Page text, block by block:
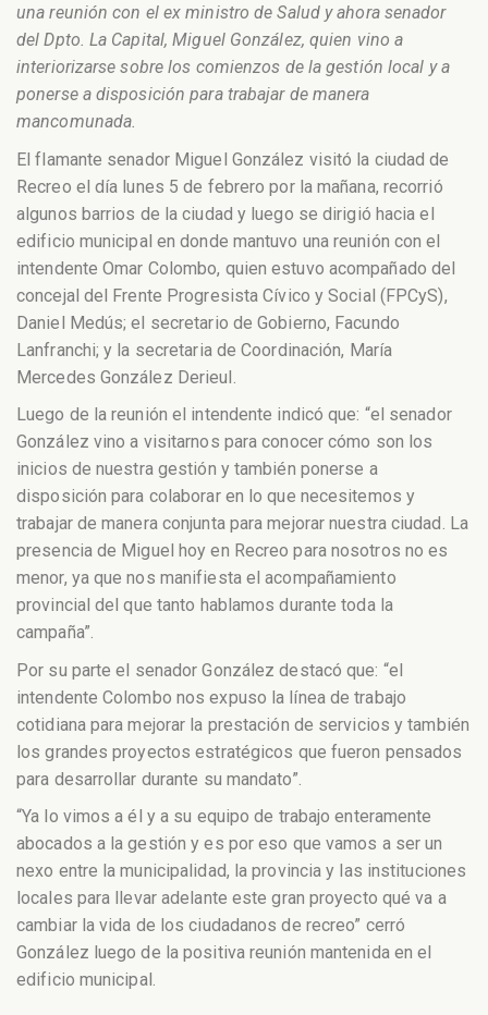
una reunión con el ex ministro de Salud y ahora senador
del Dpto. La Capital, Miguel González, quien vino a
interiorizarse sobre los comienzos de la gestión local y a
ponerse a disposición para trabajar de manera
mancomunada.
El flamante senador Miguel González visitó la ciudad de
Recreo el día lunes 5 de febrero por la mañana, recorrió
algunos barrios de la ciudad y luego se dirigió hacia el
edificio municipal en donde mantuvo una reunión con el
intendente Omar Colombo, quien estuvo acompañado del
concejal del Frente Progresista Cívico y Social (FPCyS),
Daniel Medús; el secretario de Gobierno, Facundo
Lanfranchi; y la secretaria de Coordinación, María
Mercedes González Derieul.
Luego de la reunión el intendente indicó que: “el senador
González vino a visitarnos para conocer cómo son los
inicios de nuestra gestión y también ponerse a
disposición para colaborar en lo que necesitemos y
trabajar de manera conjunta para mejorar nuestra ciudad. La
presencia de Miguel hoy en Recreo para nosotros no es
menor, ya que nos manifiesta el acompañamiento
provincial del que tanto hablamos durante toda la
campaña”.
Por su parte el senador González destacó que: “el
intendente Colombo nos expuso la línea de trabajo
cotidiana para mejorar la prestación de servicios y también
los grandes proyectos estratégicos que fueron pensados
para desarrollar durante su mandato”.
“Ya lo vimos a él y a su equipo de trabajo enteramente
abocados a la gestión y es por eso que vamos a ser un
nexo entre la municipalidad, la provincia y las instituciones
locales para llevar adelante este gran proyecto qué va a
cambiar la vida de los ciudadanos de recreo” cerró
González luego de la positiva reunión mantenida en el
edificio municipal.